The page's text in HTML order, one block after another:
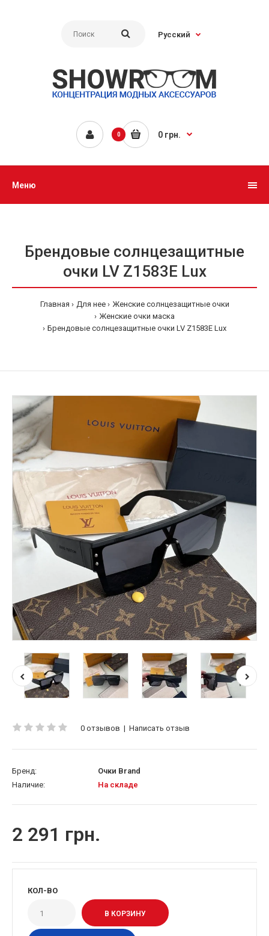
Русский
0 0 грн.
Меню
Брендовые солнцезащитные
очки LV Z1583E Lux
Главная Для нее
Женские солнцезащитные очки
Женские очки маска
Брендовые солнцезащитные очки LV Z1583E Lux
0 отзывов | Написать отзыв
Бренд:
Очки Brand
Наличие:
На складе
2 291 грн.
КОЛ-ВО